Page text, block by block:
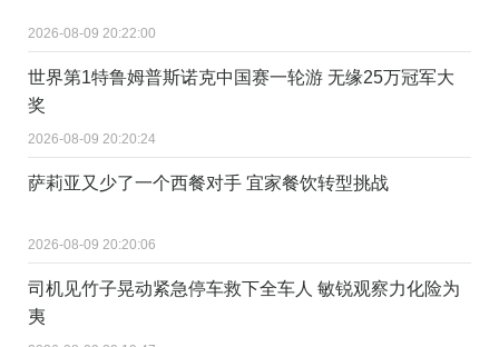
2026-08-09 20:22:00
世界第1特鲁姆普斯诺克中国赛一轮游 无缘25万冠军大
奖
2026-08-09 20:20:24
萨莉亚又少了一个西餐对手 宜家餐饮转型挑战
2026-08-09 20:20:06
司机见竹子晃动紧急停车救下全车人 敏锐观察力化险为
夷